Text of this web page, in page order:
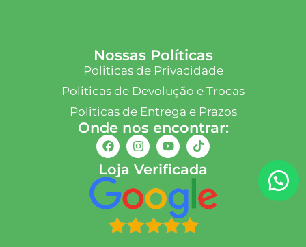
Nossas Políticas
Politicas de Privacidade
Politicas de Devolução e Trocas
Politicas de Entrega e Prazos
Onde nos encontrar:
Loja Verificada